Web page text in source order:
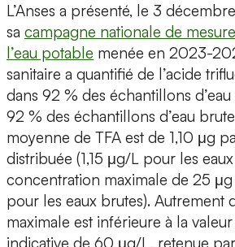
L’Anses a présenté, le 3
sa campagne nationale de
l’eau potable menée en 2023-
sanitaire a quantifié de l’acide
dans 92 % des échantillons
92 % des échantillons d’eau
moyenne de TFA est de 1,10 μg
distribuée (1,15 μg/L pour les
concentration maximale de 25
pour les eaux brutes). Autrement
maximale est inférieure à la
indicative de 60 μg/L, retenue